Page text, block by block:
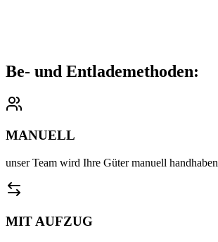
Be- und Entlademethoden:
MANUELL
unser Team wird Ihre Güter manuell handhaben
MIT AUFZUG